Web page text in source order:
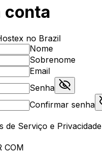
conta
no Brazil
Nome
Sobrenome
Email
Senha
Confirmar senha
de Serviço e Privacidade
COM